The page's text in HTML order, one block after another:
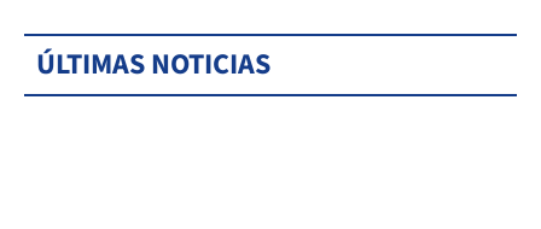
ÚLTIMAS NOTICIAS